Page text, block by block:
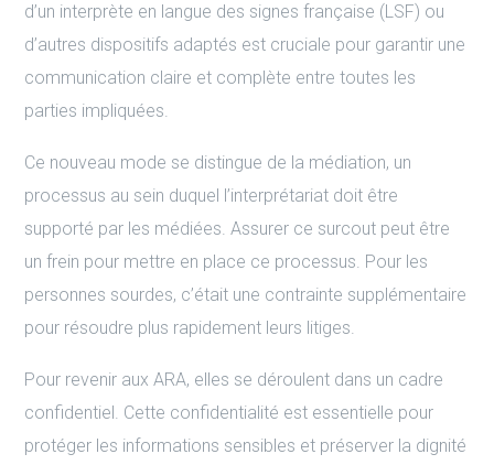
d’un interprète en langue des signes française (LSF) ou
d’autres dispositifs adaptés est cruciale pour garantir une
communication claire et complète entre toutes les
parties impliquées.
Ce nouveau mode se distingue de la médiation, un
processus au sein duquel l’interprétariat doit être
supporté par les médiées. Assurer ce surcout peut être
un frein pour mettre en place ce processus. Pour les
personnes sourdes, c’était une contrainte supplémentaire
pour résoudre plus rapidement leurs litiges.
Pour revenir aux ARA, elles se déroulent dans un cadre
confidentiel. Cette confidentialité est essentielle pour
protéger les informations sensibles et préserver la dignité